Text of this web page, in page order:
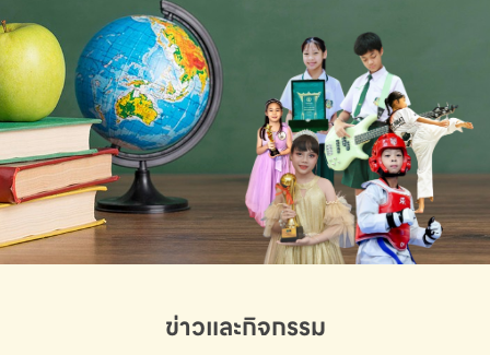
ข่าวและกิจกรรม